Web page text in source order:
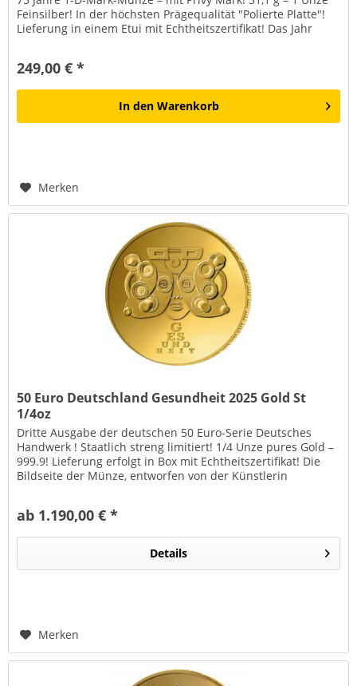
Feinsilber! In der höchsten Prägequalität "Polierte Platte"!
Lieferung in einem Etui mit Echtheitszertifikat! Das Jahr
249,00 € *
In den Warenkorb
Merken
50 Euro Deutschland Gesundheit 2025 Gold St
1/4oz
Dritte Ausgabe der deutschen 50 Euro-Serie Deutsches
Handwerk ! Staatlich streng limitiert! 1/4 Unze pures Gold –
999.9! Lieferung erfolgt in Box mit Echtheitszertifikat! Die
Bildseite der Münze, entworfen von der Künstlerin
ab 1.190,00 € *
Details
Merken